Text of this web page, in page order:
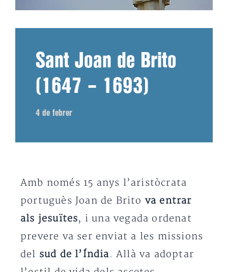
Sant Joan de Brito
(1647 – 1693)
4 de febrer
Amb només 15 anys l’aristòcrata
portuguès Joan de Brito va entrar
als jesuïtes, i una vegada ordenat
prevere va ser enviat a les missions
del sud de l’Índia. Allà va adoptar